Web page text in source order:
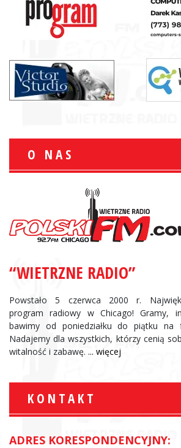
O NAS
“WIETRZNE RADIO”
Powstało 5 czerwca 2000 r.
program radiowy w Chicago! Gramy,
bawimy od poniedziałku do piątku na
Nadajemy dla wszystkich, którzy cenią
witalność i zabawę. ... więcej
KONTAKT
ADRES KORESPONDENCYJNY: